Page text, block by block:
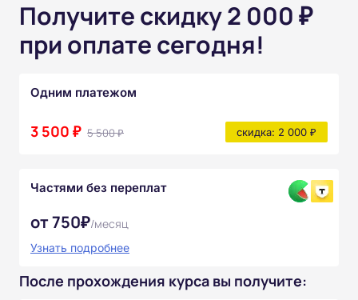
Получите скидку 2 000 ₽
при оплате сегодня!
Одним платежом
3 500 ₽ 5 500 ₽ скидка: 2 000 ₽
Частями без переплат
от 750₽/месяц
Узнать подробнее
После прохождения курса вы получите: